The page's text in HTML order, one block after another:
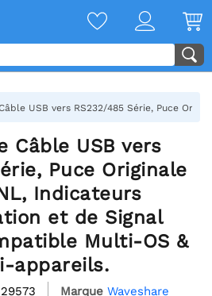
USB vers RS232/485 Série, Puce
Câble USB vers
Puce Originale
Indicateurs
et de Signal
Multi-OS &
appareils.
29573 Marque Waveshare